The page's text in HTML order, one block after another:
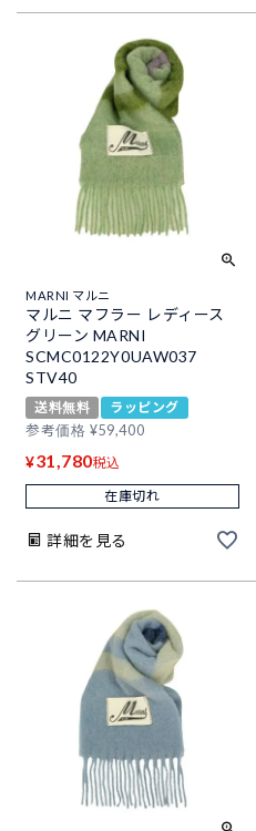
MARNI マルニ
マルニ マフラー レディース
グリーン MARNI
SCMC0122Y0UAW037
STV40
送料無料
ラッピング
参考価格 ¥59,400
¥31,780税込
在庫切れ
詳細を見る